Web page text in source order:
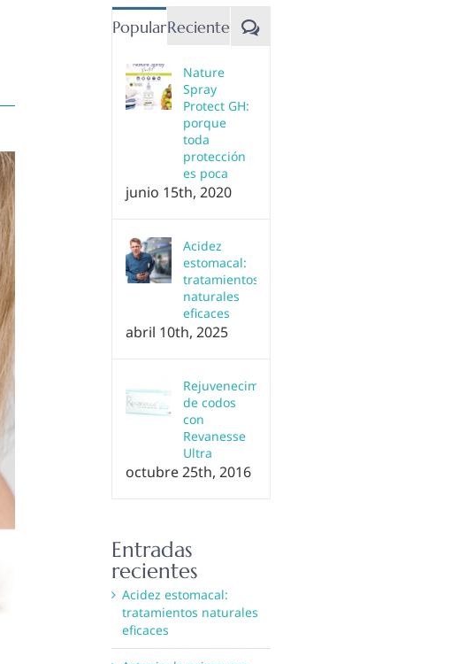
PopularReciente Comentarios
Nature
Spray
Protect GH:
porque
toda
protección
es poca
junio 15th, 2020
Acidez
estomacal:
tratamientos
naturales
eficaces
abril 10th, 2025
Rejuvenecimiento
de codos
con
Revanesse
Ultra
octubre 25th, 2016
Entradas
recientes
Acidez estomacal:
tratamientos naturales
eficaces